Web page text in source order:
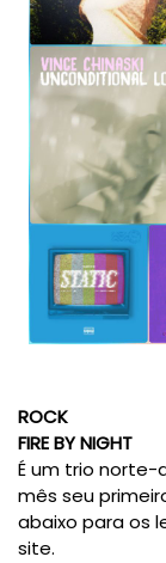
ROCK
FIRE BY NIGHT
É um trio norte-
mês seu
abaixo para os
site.